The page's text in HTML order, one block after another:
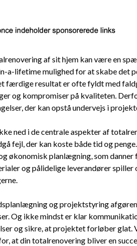
af sit hjem kan være en
a-lifetime mulighed for at skabe det
færdige resultat er ofte fyldt med
og kompromiser på kvaliteten.
der kan opstå undervejs i
ned i de centrale aspekter af
fejl, der kan koste både tid og
økonomisk planlægning, som
og pålidelige leverandører
og projektstyring
Og ikke mindst er klar
og sikre, at projektet forløber
at din totalrenovering bliver en